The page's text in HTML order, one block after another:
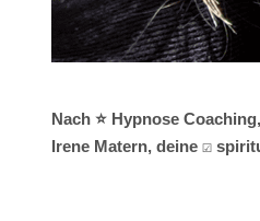
Nach ⭐ Hypnose
Irene Matern, deine ☑️